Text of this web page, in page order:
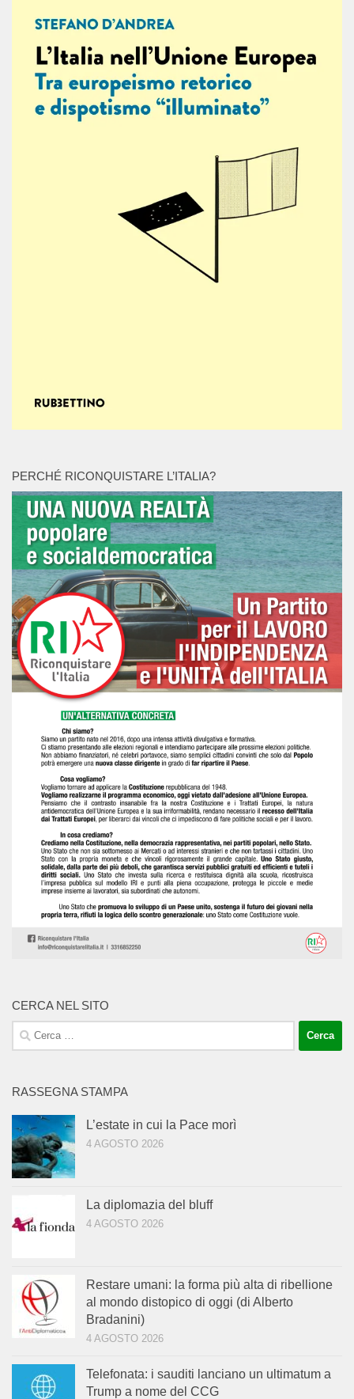
PERCHÉ RICONQUISTARE L’ITALIA?
CERCA NEL SITO
Ricerca
per:
RASSEGNA STAMPA
L’estate in cui la Pace morì
4 AGOSTO 2026
La diplomazia del bluff
4 AGOSTO 2026
Restare umani: la forma più alta di ribellione
al mondo distopico di oggi (di Alberto
Bradanini)
4 AGOSTO 2026
Telefonata: i sauditi lanciano un ultimatum a
Trump a nome del CCG